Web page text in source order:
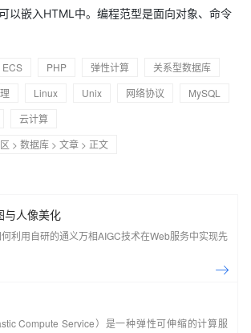
以嵌入HTML中。编程范型是面向对象、命令
ECS PHP 弹性计算
关系型数据库
Linux Unix 网络协议
MySQL
云计算
> 数据库 > 文章 > 正文
与人像美化
利用自研的通义万相AIGC技术在Web服务中实现先
Compute Service）是一种弹性可伸缩的计算服